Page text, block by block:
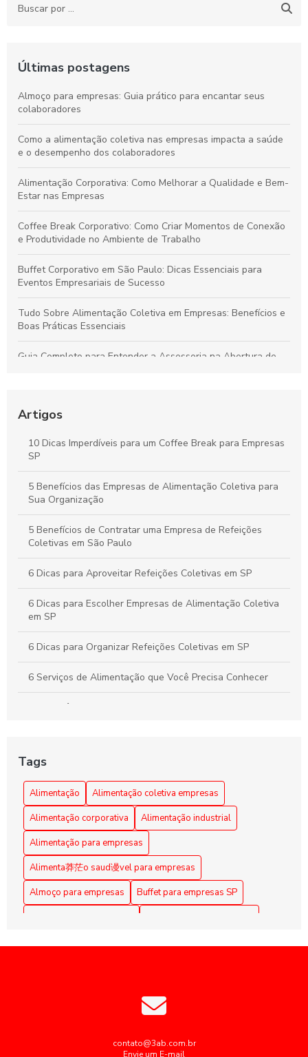
Últimas postagens
Almoço para empresas: Guia prático para encantar seus
colaboradores
Como a alimentação coletiva nas empresas impacta a saúde
e o desempenho dos colaboradores
Alimentação Corporativa: Como Melhorar a Qualidade e Bem-
Estar nas Empresas
Coffee Break Corporativo: Como Criar Momentos de Conexão
e Produtividade no Ambiente de Trabalho
Buffet Corporativo em São Paulo: Dicas Essenciais para
Eventos Empresariais de Sucesso
Tudo Sobre Alimentação Coletiva em Empresas: Benefícios e
Boas Práticas Essenciais
Guia Completo para Entender a Assessoria na Abertura de
Melhorar o Ambiente de Trabalho
Estratégias para um Coffee Break Corporativo que
Potencializa a Produtividade e o Bem-Estar da Equipe
Buffet para Empresas em São Paulo: Guia Completo para
Organizar Eventos Corporativos Perfeitos
Artigos
10 Dicas Imperdíveis para um Coffee Break para Empresas
SP
5 Benefícios das Empresas de Alimentação Coletiva para
Sua Organização
5 Benefícios de Contratar uma Empresa de Refeições
Coletivas em São Paulo
6 Dicas para Aproveitar Refeições Coletivas em SP
6 Dicas para Escolher Empresas de Alimentação Coletiva
em SP
6 Dicas para Organizar Refeições Coletivas em SP
6 Serviços de Alimentação que Você Precisa Conhecer
A importância da alimentação coletiva empresarial
Alimentação Coletiva em Empresas: Benefícios e Dicas
Alimentação Coletiva em Empresas: Benefícios e
Estratégias Eficazes
Alimentação Coletiva em Empresas: Benefícios e Práticas
Alimentação coletiva em empresas: como implementar e os
benefícios para a equipe
Alimentação Corporativa Eficiente: Benefícios do Buffet
Tags
Alimentação
Alimentação coletiva empresas
Alimentação corporativa
Alimentação industrial
Alimentação para empresas
Alimenta莽茫o saud谩vel para empresas
Almoço para empresas
Buffet para empresas SP
Empresas de alimentação coletiva SP
Empresas de alimentação industrial
contato@3ab.com.br
Envie um E-mail